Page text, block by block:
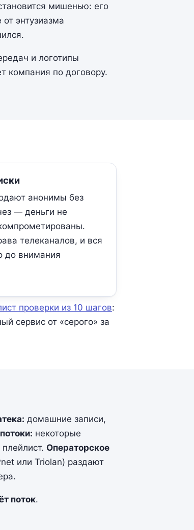
мишенью: его
энтузиазма
и логотипы
компания по договору.
анонимы без
— деньги не
телеканалов, и вся
до внимания
проверки из 10 шагов:
сервис от «серого» за
домашние записи,
некоторые
Операторское
или Triolan) раздают
поток.